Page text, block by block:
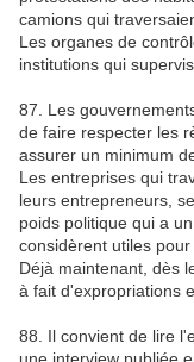
camions qui
Les organes de
institutions qui
87. Les
de faire respecter les
assurer un minimum
Les entreprises qui
leurs entrepreneurs,
poids politique qui a
considèrent utiles pour
Déjà maintenant, dès
à fait d'expropriations
88. Il convient de lire
une interview publiée